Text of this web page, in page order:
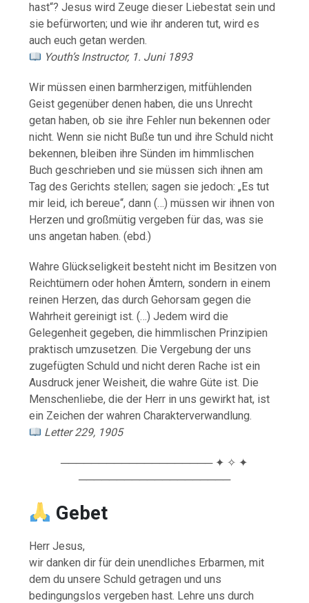
hast“? Jesus wird Zeuge dieser Liebestat sein und
sie befürworten; und wie ihr anderen tut, wird es
auch euch getan werden.
Youth’s Instructor, 1. Juni 1893
Wir müssen einen barmherzigen, mitfühlenden
Geist gegenüber denen haben, die uns Unrecht
getan haben, ob sie ihre Fehler nun bekennen oder
nicht. Wenn sie nicht Buße tun und ihre Schuld nicht
bekennen, bleiben ihre Sünden im himmlischen
Buch geschrieben und sie müssen sich ihnen am
Tag des Gerichts stellen; sagen sie jedoch: „Es tut
mir leid, ich bereue“, dann (…) müssen wir ihnen von
Herzen und großmütig vergeben für das, was sie
uns angetan haben. (ebd.)
Wahre Glückseligkeit besteht nicht im Besitzen von
Reichtümern oder hohen Ämtern, sondern in einem
reinen Herzen, das durch Gehorsam gegen die
Wahrheit gereinigt ist. (…) Jedem wird die
Gelegenheit gegeben, die himmlischen Prinzipien
praktisch umzusetzen. Die Vergebung der uns
zugefügten Schuld und nicht deren Rache ist ein
Ausdruck jener Weisheit, die wahre Güte ist. Die
Menschenliebe, die der Herr in uns gewirkt hat, ist
ein Zeichen der wahren Charakterverwandlung.
Letter 229, 1905
──────────────────── ✦ ✧ ✦
────────────────────
Gebet
Herr Jesus,
wir danken dir für dein unendliches Erbarmen, mit
dem du unsere Schuld getragen und uns
bedingungslos vergeben hast. Lehre uns durch